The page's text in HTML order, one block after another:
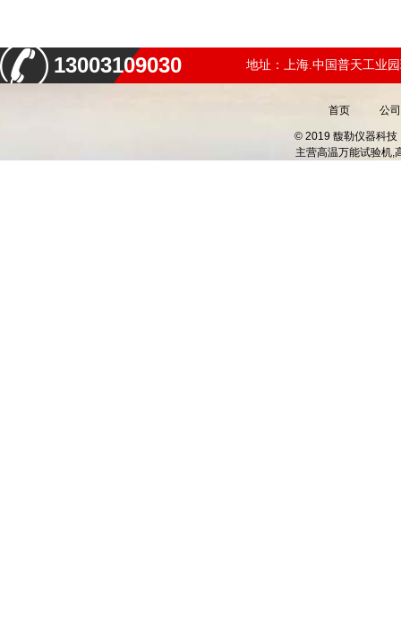
13003109030 地址：上海.中国普天工业
首页 公
© 2019 馥勒仪器科技
主营高温万能试验机,